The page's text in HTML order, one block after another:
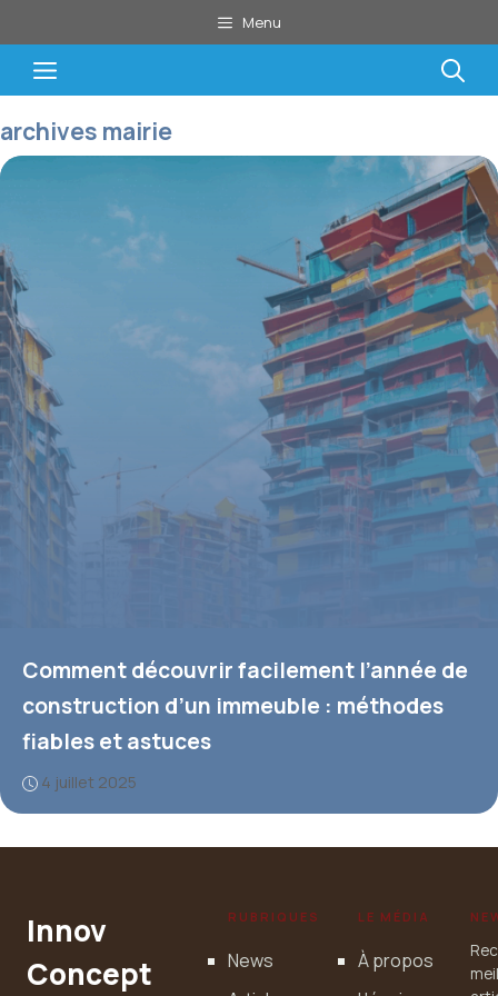
au
contenu
Menu
Menu
archives mairie
Comment découvrir facilement l’année de
construction d’un immeuble : méthodes
fiables et astuces
4 juillet 2025
Innov
Concept
RUBRIQUES
News
LE MÉDIA
À propos